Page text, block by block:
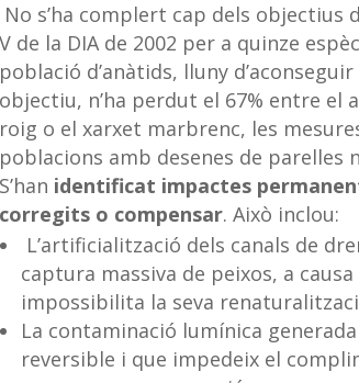
No s’ha complert cap dels objectius
V de la DIA de 2002 per a quinze
població d’anàtids, lluny
objectiu, n’ha perdut el 67% entre el
roig o el xarxet marbrenc, les
poblacions amb desenes de parelles
S’han identificat impactes
corregits o compensar. Això inclou:
L’artificialització dels canals de
captura massiva de peixos, a
impossibilita la seva
La contaminació lumínica
reversible i que impedeix el